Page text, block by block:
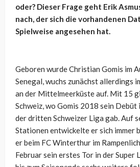
oder? Dieser Frage geht Erik
nach, der sich die vorhandenen
Spielweise angesehen hat.
Geboren wurde Christian Gomis im
Senegal, wuchs zunächst allerdings
an der Mittelmeerküste auf. Mit 15
Schweiz, wo Gomis 2018 sein
der dritten Schweizer Liga gab. Auf
Stationen entwickelte er sich immer
er beim FC Winterthur im
Februar sein erstes Tor in der Super